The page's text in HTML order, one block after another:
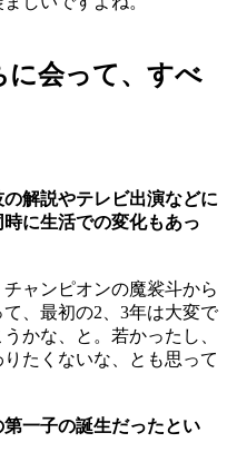
に会って、すべ
解説やテレビ出演などに
に生活での変化もあっ
ャンピオンの魔裟斗から
、最初の2、3年は大変で
かな、と。若かったし、
たくないな、とも思って
一子の誕生だったとい